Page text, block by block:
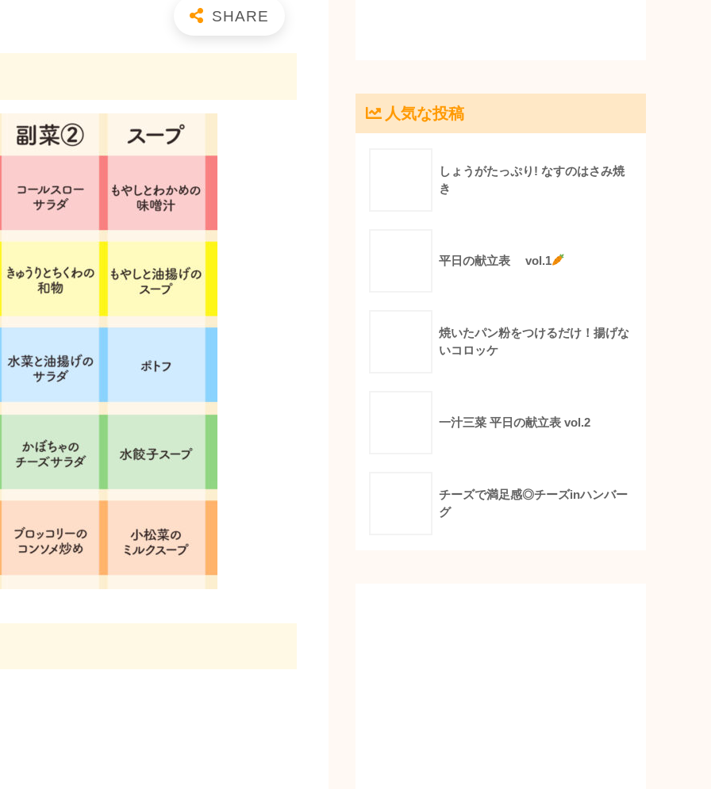
人気な投稿
しょうがたっぷり! なすのはさみ焼
き
平日の献立表 vol.1
焼いたパン粉をつけるだけ！揚げな
いコロッケ
一汁三菜 平日の献立表 vol.2
チーズで満足感◎チーズinハンバー
グ